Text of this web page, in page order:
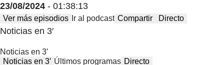
23/08/2024 - 01:38:13
Ver más episodios Ir al podcast Compartir Directo
Noticias en 3′
Noticias en 3′
Noticias en 3′ Últimos programas Directo